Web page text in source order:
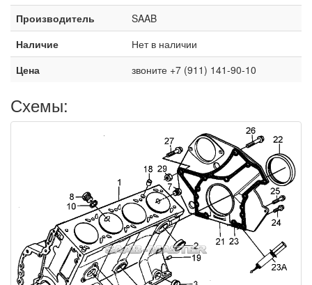
Производитель
SAAB
Наличие
Нет в наличии
Цена
звоните +7 (911) 141-90-10
Схемы: